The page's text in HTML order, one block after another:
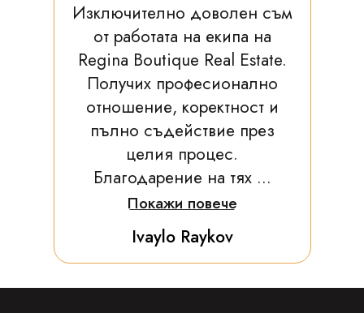
Изключително доволен съм
от работата на екипа на
Regina Boutique Real Estate.
Получих професионално
отношение, коректност и
пълно съдействие през
целия процес.
Благодарение на тях ...
Покажи повече
Ivaylo Raykov